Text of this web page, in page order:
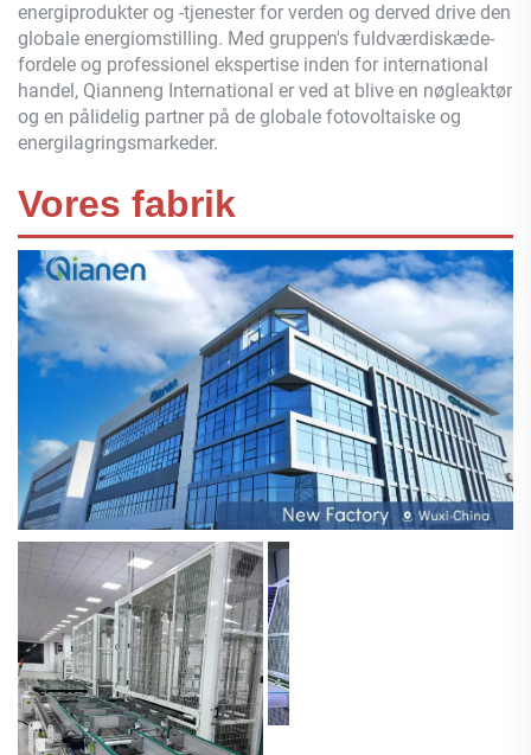
energiprodukter og -tjenester for verden og derved drive den
globale energiomstilling. Med gruppen's fuldværdiskæde-
fordele og professionel ekspertise inden for international
handel, Qianneng International er ved at blive en nøgleaktør
og en pålidelig partner på de globale fotovoltaiske og
energilagringsmarkeder.
Vores fabrik